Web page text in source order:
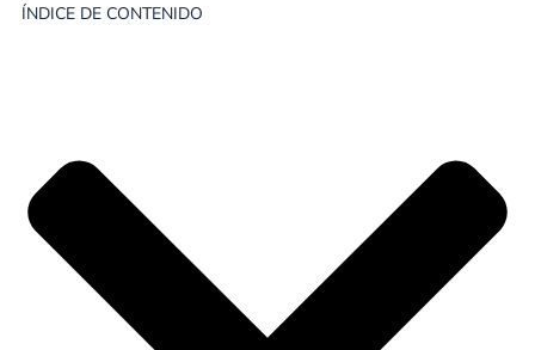
ÍNDICE DE CONTENIDO